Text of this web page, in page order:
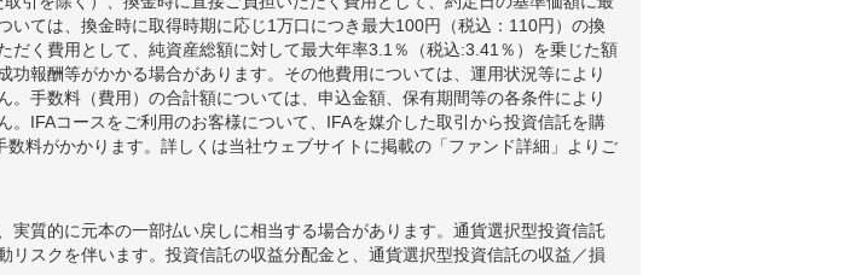
ては、換金時に取得時期に応じ1万口につき最大100円（税込：110円）の換
く費用として、純資産総額に対して最大年率3.1％（税込:3.41％）を乗じた額
報酬等がかかる場合があります。その他費用については、運用状況等により
手数料（費用）の合計額については、申込金額、保有期間等の各条件により
IFAコースをご利用のお客様について、IFAを媒介した取引から投資信託を購
料がかかります。詳しくは当社ウェブサイトに掲載の「ファンド詳細」よりご
質的に元本の一部払い戻しに相当する場合があります。通貨選択型投資信託
スクを伴います。投資信託の収益分配金と、通貨選択型投資信託の収益／損